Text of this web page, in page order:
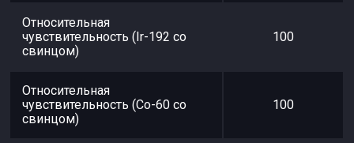
Относительная
чувствительность (Ir-192 со
свинцом)
100
Относительная
чувствительность (Co-60 со
свинцом)
100